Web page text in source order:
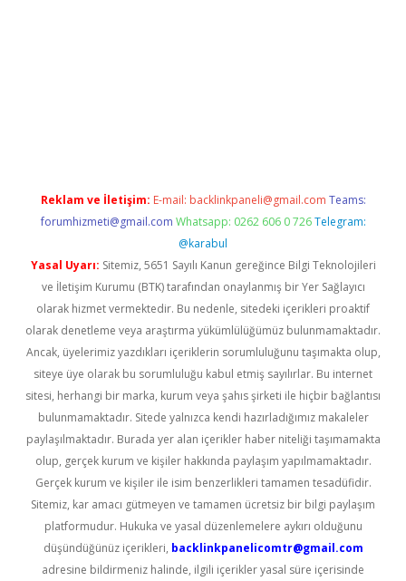
Reklam ve İletişim: E-mail: backlinkpaneli@gmail.com Teams:
forumhizmeti@gmail.com Whatsapp: 0262 606 0 726 Telegram:
@karabul
Yasal Uyarı: Sitemiz, 5651 Sayılı Kanun gereğince Bilgi Teknolojileri
ve İletişim Kurumu (BTK) tarafından onaylanmış bir Yer Sağlayıcı
olarak hizmet vermektedir. Bu nedenle, sitedeki içerikleri proaktif
olarak denetleme veya araştırma yükümlülüğümüz bulunmamaktadır.
Ancak, üyelerimiz yazdıkları içeriklerin sorumluluğunu taşımakta olup,
siteye üye olarak bu sorumluluğu kabul etmiş sayılırlar. Bu internet
sitesi, herhangi bir marka, kurum veya şahıs şirketi ile hiçbir bağlantısı
bulunmamaktadır. Sitede yalnızca kendi hazırladığımız makaleler
paylaşılmaktadır. Burada yer alan içerikler haber niteliği taşımamakta
olup, gerçek kurum ve kişiler hakkında paylaşım yapılmamaktadır.
Gerçek kurum ve kişiler ile isim benzerlikleri tamamen tesadüfidir.
Sitemiz, kar amacı gütmeyen ve tamamen ücretsiz bir bilgi paylaşım
platformudur. Hukuka ve yasal düzenlemelere aykırı olduğunu
düşündüğünüz içerikleri, backlinkpanelicomtr@gmail.com
adresine bildirmeniz halinde, ilgili içerikler yasal süre içerisinde